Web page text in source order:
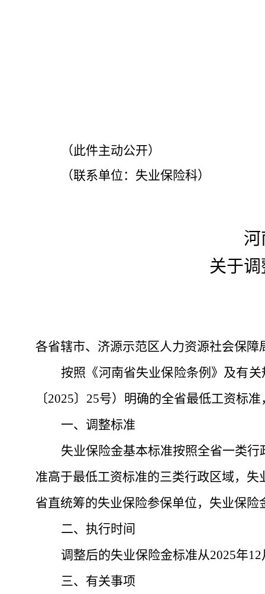
（此件主动公开）
（联系单位：失业保险科）
关于
各省辖市、济源示范区人力资源社会保
按照《河南省失业保险条例》及有
〔2025〕25号）明确的全省最低工资标
一、调整标准
失业保险金基本标准按照全省一类
准高于最低工资标准的三类行政区域，
省直统筹的失业保险参保单位，失业保
二、执行时间
调整后的失业保险金标准从2025年
三、有关事项